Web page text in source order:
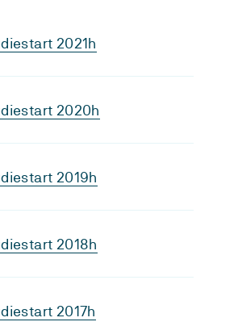
2021h
2020h
2019h
2018h
2017h